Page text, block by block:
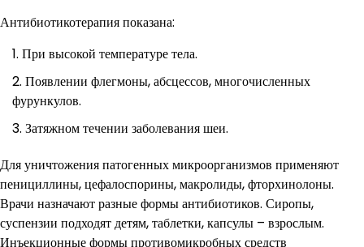
Антибиотикотерапия показана:
При высокой температуре тела.
Появлении флегмоны, абсцессов, многочисленных
фурункулов.
Затяжном течении заболевания шеи.
Для уничтожения патогенных микроорганизмов применяют
пенициллины, цефалоспорины, макролиды, фторхинолоны.
Врачи назначают разные формы антибиотиков. Сиропы,
суспензии подходят детям, таблетки, капсулы – взрослым.
Инъекционные формы противомикробных средств